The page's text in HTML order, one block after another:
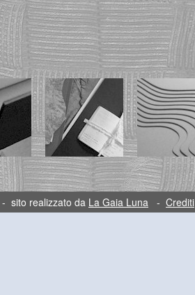
- sito realizzato da La Gaia Luna - Crediti